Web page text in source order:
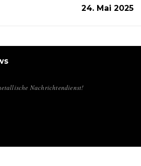
24. Mai 2025
Nachrichtendienst!